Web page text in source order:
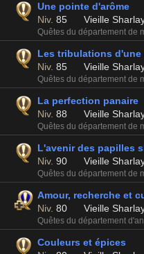
Une pointe d'arôme
Niv. 85 Vieille
Quêtes du département de
Les tribulations d'une
Niv. 85 Vieille
Quêtes du département de
La perfection panaire
Niv. 88 Vieille
Quêtes du département de
L'avenir des papilles
Niv. 90 Vieille
Quêtes du département de
Amour, recherche et
Niv. 80 Vieille
Quêtes du département
Couleurs et épices